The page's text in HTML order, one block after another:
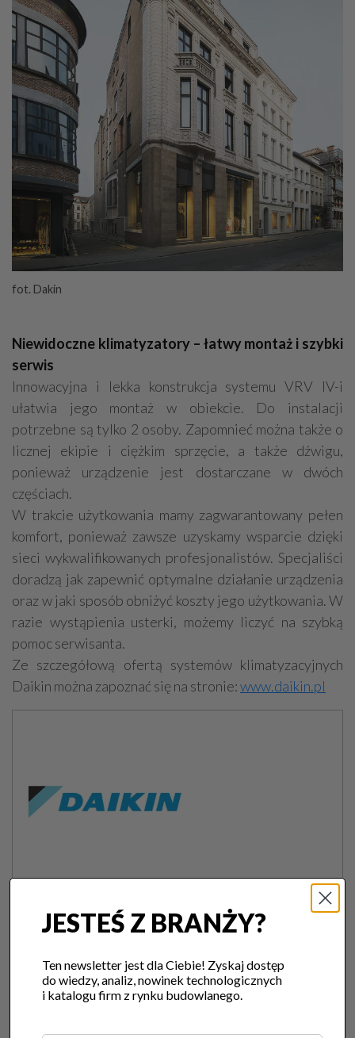
fot. Dakin
Niewidoczne klimatyzatory – łatwy montaż i szybki
serwis
Innowacyjna i lekka konstrukcja systemu VRV IV-i
ułatwia jego montaż w obiekcie. Do instalacji
potrzebne są tylko 2 osoby. Zapomnieć można także o
licznej ekipie i ciężkim sprzęcie, a także dźwigu,
ponieważ urządzenie jest dostarczane w dwóch
częściach.
W trakcie użytkowania mamy zagwarantowany pełen
komfort, ponieważ zawsze uzyskamy wsparcie dzięki
sieci wykwalifikowanych profesjonalistów. Specjaliści
doradzą jak zapewnić optymalne działanie urządzenia
oraz w jaki sposób obniżyć koszty jego użytkowania. W
razie wystąpienia usterki, możemy liczyć na szybką
pomoc serwisanta.
Ze szczegółową ofertą systemów klimatyzacyjnych
Daikin można zapoznać się na stronie:www.daikin.pl
02-255 Warszawa, ul. Krakowiaków 36, woj.
mazowieckie
JESTEŚ Z BRANŻY?
Ten newsletter jest dla Ciebie! Zyskaj dostęp
do wiedzy, analiz, nowinek technologicznych
i katalogu firm z rynku budowlanego.